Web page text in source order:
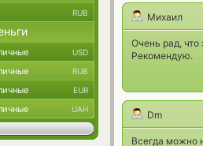
Михаил
Очень рад,
Рекомендую.
Dm
Всегда можно
RUB
USD
RUB
EUR
UAH